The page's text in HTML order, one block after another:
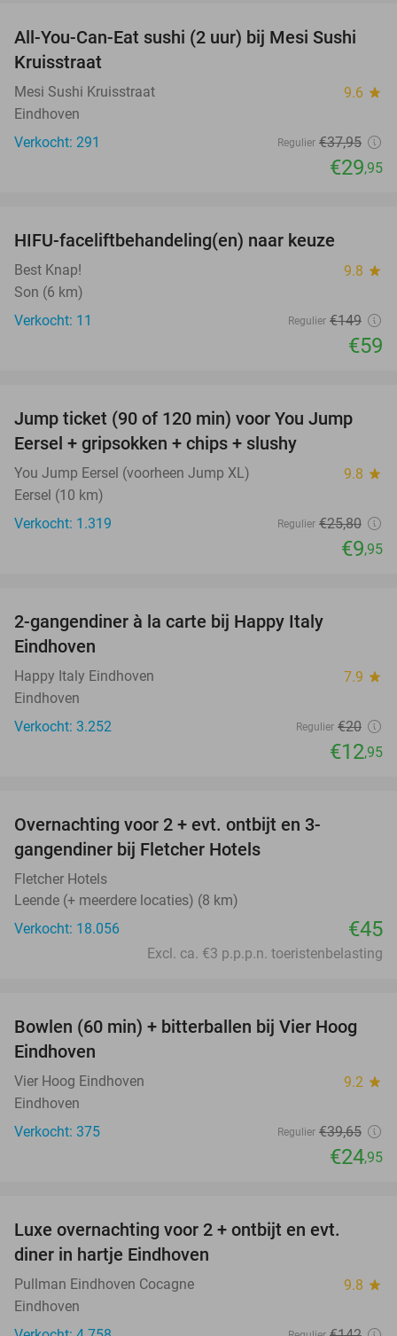
21%
All-You-Can-Eat sushi (2 uur) bij Mesi Sushi
Kruisstraat
Mesi Sushi Kruisstraat 9.6 star
Eindhoven
Verkocht: 291
Regulier €37,95
€29,95
HIFU-faceliftbehandeling(en) naar keuze
Best Knap! 9.8 star
Son (6 km)
Verkocht: 11
Regulier €149
€59
61%
Jump ticket (90 of 120 min) voor You Jump
Eersel + gripsokken + chips + slushy
You Jump Eersel (voorheen Jump XL) 9.8 star
Eersel (10 km)
Verkocht: 1.319
Regulier €25,80
€9,95
2-gangendiner à la carte bij Happy Italy
Eindhoven
Happy Italy Eindhoven 7.9 star
Eindhoven
Verkocht: 3.252
Regulier €20
€12,95
Overnachting voor 2 + evt. ontbijt en 3-
gangendiner bij Fletcher Hotels
Fletcher Hotels
Leende (+ meerdere locaties) (8 km)
Verkocht: 18.056
€45
Excl. ca. €3 p.p.p.n. toeristenbelasting
37%
Bowlen (60 min) + bitterballen bij Vier Hoog
Eindhoven
Vier Hoog Eindhoven 9.2 star
Eindhoven
Verkocht: 375
Regulier €39,65
€24,95
Luxe overnachting voor 2 + ontbijt en evt.
diner in hartje Eindhoven
Pullman Eindhoven Cocagne 9.8 star
Eindhoven